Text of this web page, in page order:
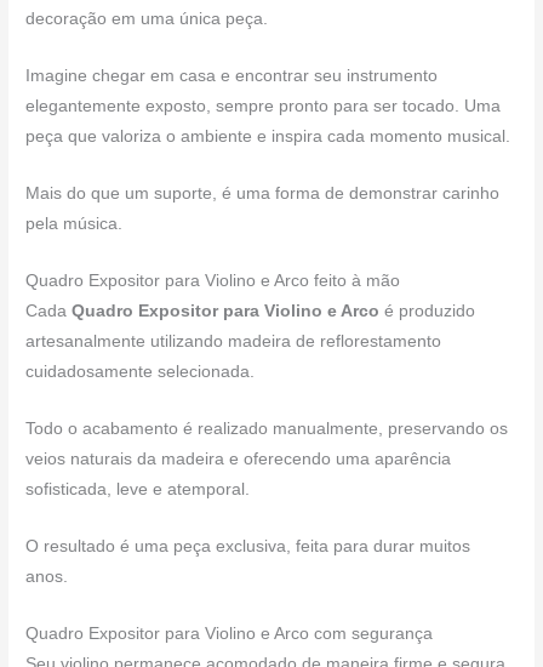
decoração em uma única peça.
Imagine chegar em casa e encontrar seu instrumento
elegantemente exposto, sempre pronto para ser tocado. Uma
peça que valoriza o ambiente e inspira cada momento musical.
Mais do que um suporte, é uma forma de demonstrar carinho
pela música.
Quadro Expositor para Violino e Arco feito à mão
CadaQuadro Expositor para Violino e Arco é produzido
artesanalmente utilizando madeira de reflorestamento
cuidadosamente selecionada.
Todo o acabamento é realizado manualmente, preservando os
veios naturais da madeira e oferecendo uma aparência
sofisticada, leve e atemporal.
O resultado é uma peça exclusiva, feita para durar muitos
anos.
Quadro Expositor para Violino e Arco com segurança